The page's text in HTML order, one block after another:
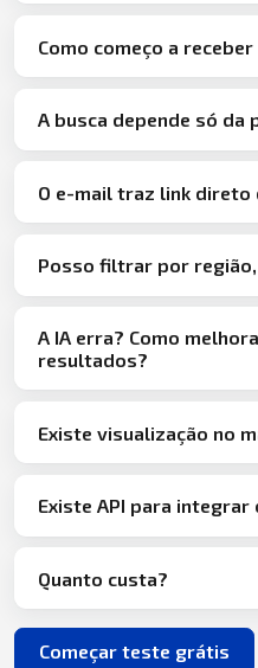
Como começo a
A busca depende só da
O e-mail traz link direto
Posso filtrar por
A IA erra? Como
resultados?
Existe visualização no
Existe API para integrar
Quanto custa?
Começar teste grátis